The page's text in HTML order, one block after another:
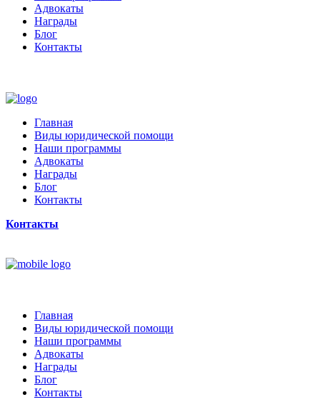
Адвокаты
Награды
Блог
Контакты
Главная
Виды юридической помощи
Наши программы
Адвокаты
Награды
Блог
Контакты
Контакты
Главная
Виды юридической помощи
Наши программы
Адвокаты
Награды
Блог
Контакты